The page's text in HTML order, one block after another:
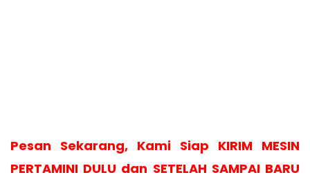
Pesan Sekarang, Kami Siap KIRIM MESIN
PERTAMINI DULU dan SETELAH SAMPAI BARU